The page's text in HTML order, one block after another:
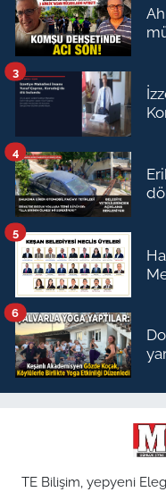
3
4
5
6
TE Bilişim, yepyeni